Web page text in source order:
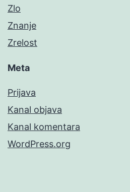
Zlo
Znanje
Zrelost
Meta
Prijava
Kanal objava
Kanal komentara
WordPress.org